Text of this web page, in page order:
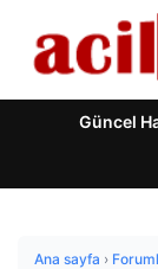
Güncel
Ana sayfa ›